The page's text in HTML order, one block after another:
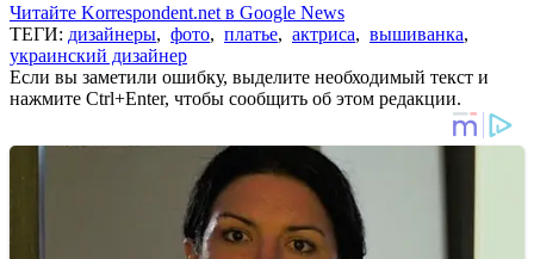
Читайте Korrespondent.net в Google News
ТЕГИ: дизайнеры, фото, платье, актриса, вышиванка,
украинский дизайнер
Если вы заметили ошибку, выделите необходимый текст и
нажмите Ctrl+Enter, чтобы сообщить об этом редакции.